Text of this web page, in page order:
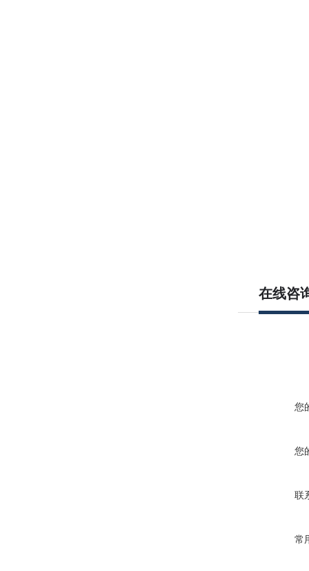
在线咨
您
您
联
常